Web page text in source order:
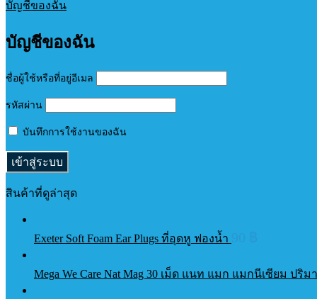
บัญชีของฉัน
บัญชีของฉัน
ชื่อผู้ใช้หรือที่อยู่อีเมล
รหัสผ่าน
บันทึกการใช้งานของฉัน
สินค้าที่ดูล่าสุด
Exeter Soft Foam Ear Plugs ที่อุดหู ฟองน้ำ
Mega We Care Nat Mag 30 เม็ด แนท แมก แมกนีเซียม ป